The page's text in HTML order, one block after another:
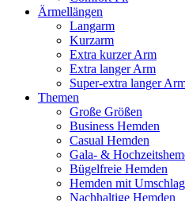
Ärmellängen
Langarm
Kurzarm
Extra kurzer Arm
Extra langer Arm
Super-extra langer
Themen
Große Größen
Business Hemden
Casual Hemden
Gala- &
Bügelfreie Hemden
Hemden mit
Nachhaltige Hemden